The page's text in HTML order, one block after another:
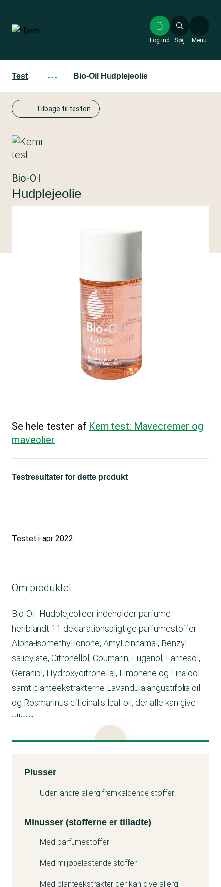
hovedindhold
Søg
Log ind Menu
Test ··· Bio-Oil Hudplejeolie
Tilbage til testen
Bio-Oil
Hudplejeolie
Se hele testen af Kemitest: Mavecremer og
maveolier
Testresultater for dette produkt
Testet i apr 2022
Om produktet
Bio-Oil Hudplejeolieer indeholder parfume
heriblandt 11 deklarationspligtige parfumestoffer
Alpha-isomethyl ionone, Amyl cinnamal, Benzyl
salicylate, Citronellol, Coumarin, Eugenol, Farnesol,
Geraniol, Hydroxycitronellal, Limonene og Linalool
samt planteekstrakterne Lavandula angustifolia oil
og Rosmarinus officinalis leaf oil, der alle kan give
allergi.
kemibedømmelse, C-kolbe.
problematiske for miljøet.
Orkla: Bio-Oil er sikker, også til gravide
deklarationen tages der ikke højde for mængderne
af de forskellige ingredienser.
Kemitest
Plusser
Uden andre allergifremkaldende stoffer
Minusser (stofferne er tilladte)
Med parfumestoffer
Med miljøbelastende stoffer
Med planteekstrakter der kan give allergi